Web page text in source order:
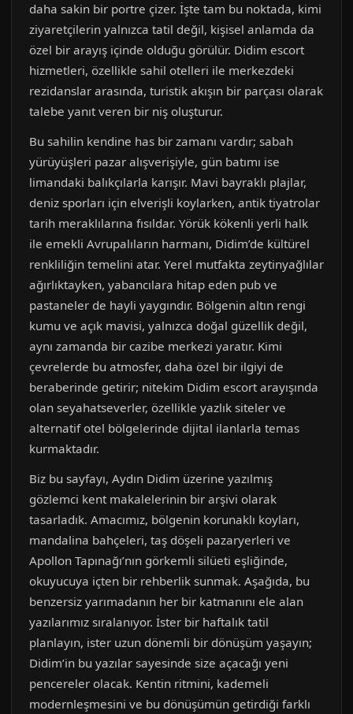
daha sakin bir portre çizer. İşte tam bu noktada, kimi
ziyaretçilerin yalnızca tatil değil, kişisel anlamda da
özel bir arayış içinde olduğu görülür. Didim escort
hizmetleri, özellikle sahil otelleri ile merkezdeki
rezidanslar arasında, turistik akışın bir parçası olarak
talebe yanıt veren bir niş oluşturur.
Bu sahilin kendine has bir zamanı vardır; sabah
yürüyüşleri pazar alışverişiyle, gün batımı ise
limandaki balıkçılarla karışır. Mavi bayraklı plajlar,
deniz sporları için elverişli koylarken, antik tiyatrolar
tarih meraklılarına fısıldar. Yörük kökenli yerli halk
ile emekli Avrupalıların harmanı, Didim’de kültürel
renkliliğin temelini atar. Yerel mutfakta zeytinyağlılar
ağırlıktayken, yabancılara hitap eden pub ve
pastaneler de hayli yaygındır. Bölgenin altın rengi
kumu ve açık mavisi, yalnızca doğal güzellik değil,
aynı zamanda bir cazibe merkezi yaratır. Kimi
çevrelerde bu atmosfer, daha özel bir ilgiyi de
beraberinde getirir; nitekim Didim escort arayışında
olan seyahatseverler, özellikle yazlık siteler ve
alternatif otel bölgelerinde dijital ilanlarla temas
kurmaktadır.
Biz bu sayfayı, Aydın Didim üzerine yazılmış
gözlemci kent makalelerinin bir arşivi olarak
tasarladık. Amacımız, bölgenin korunaklı koyları,
mandalina bahçeleri, taş döşeli pazaryerleri ve
Apollon Tapınağı’nın görkemli silüeti eşliğinde,
okuyucuya içten bir rehberlik sunmak. Aşağıda, bu
benzersiz yarımadanın her bir katmanını ele alan
yazılarımız sıralanıyor. İster bir haftalık tatil
planlayın, ister uzun dönemli bir dönüşüm yaşayın;
Didim’in bu yazılar sayesinde size açacağı yeni
pencereler olacak. Kentin ritmini, kademeli
modernleşmesini ve bu dönüşümün getirdiği farklı